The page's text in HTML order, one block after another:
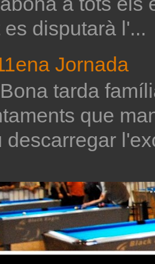
disputarà l'...
Jornada
Bona tarda
que
descarregar